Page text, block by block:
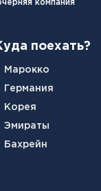
компания
поехать?
Марокко
Германия
Корея
Эмираты
Бахрейн